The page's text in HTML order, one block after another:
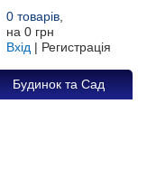
0 товарів
на 0 грн
Вхід | Регистрація
Будинок та Сад